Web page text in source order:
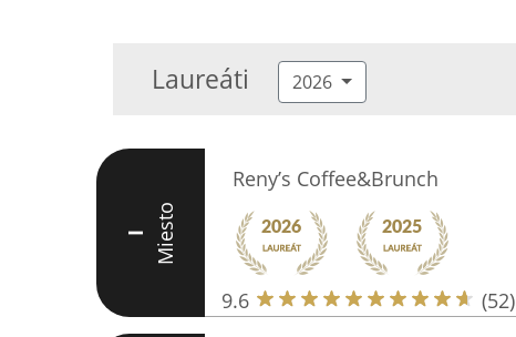
Laureáti 2026
I Miesto
Reny’s Coffee&Brunch
9.6 (52)